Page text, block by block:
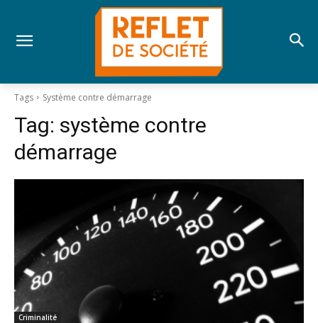
Tags Système contre démarrage
Tag: système contre
démarrage
Criminalité